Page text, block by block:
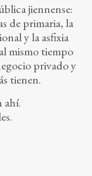
jiennense:
de primaria, la
y la asfixia
mismo tiempo
privado y
tienen.
ahí.